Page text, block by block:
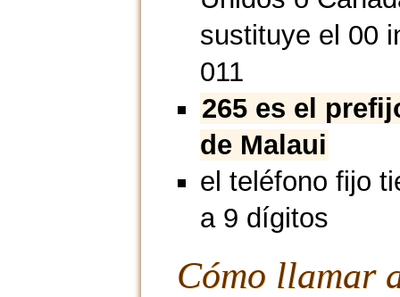
sustituye el 00
011
265 es el
de Malaui
el teléfono fijo
a 9 dígitos
Cómo llamar